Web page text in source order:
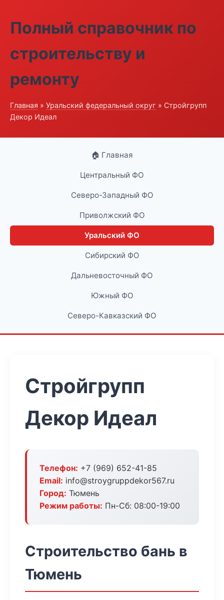
Полный справочник по
строительству и
ремонту
Главная » Уральский федеральный округ » Стройгрупп
Декор Идеал
🏠 Главная
Центральный ФО
Северо-Западный ФО
Приволжский ФО
Уральский ФО
Сибирский ФО
Дальневосточный ФО
Южный ФО
Северо-Кавказский ФО
Стройгрупп
Декор Идеал
Телефон: +7 (969) 652-41-85
Email: info@stroygruppdekor567.ru
Город: Тюмень
Режим работы: Пн-Сб: 08:00-19:00
Строительство бань в
Тюмень